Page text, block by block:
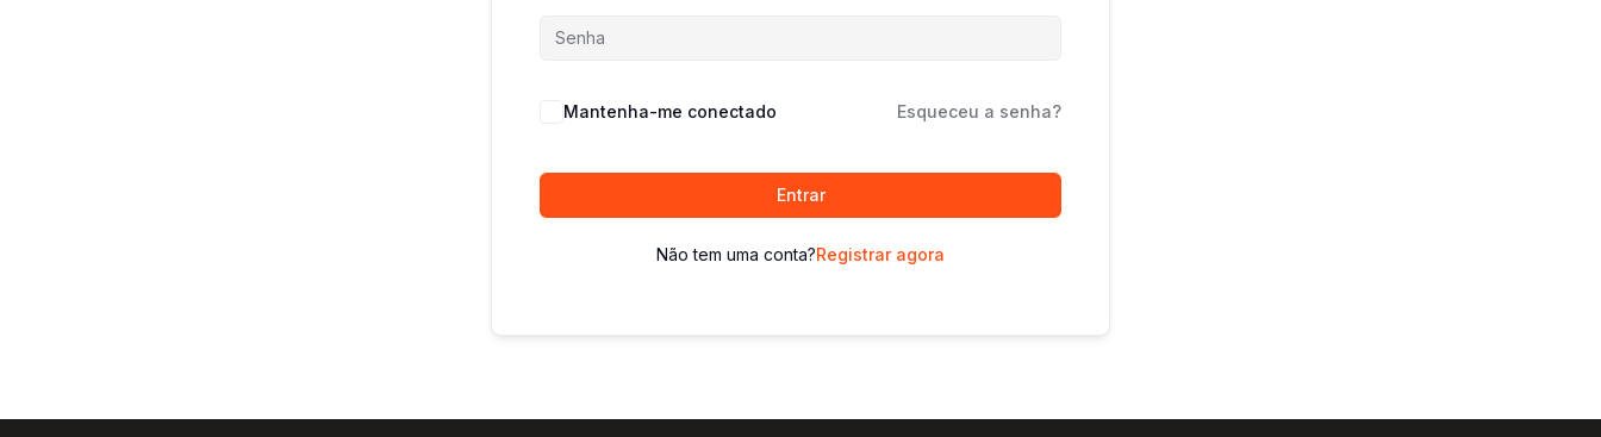
Mantenha-me conectado Esqueceu a senha?
Entrar
Não tem uma conta?Registrar agora